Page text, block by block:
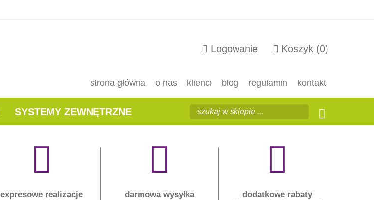
Logowanie Koszyk (0)
strona główna o nas klienci blog regulamin kontakt
SYSTEMY ZEWNĘTRZNE
expresowe realizacje
darmowa wysyłka
dodatkowe rabaty